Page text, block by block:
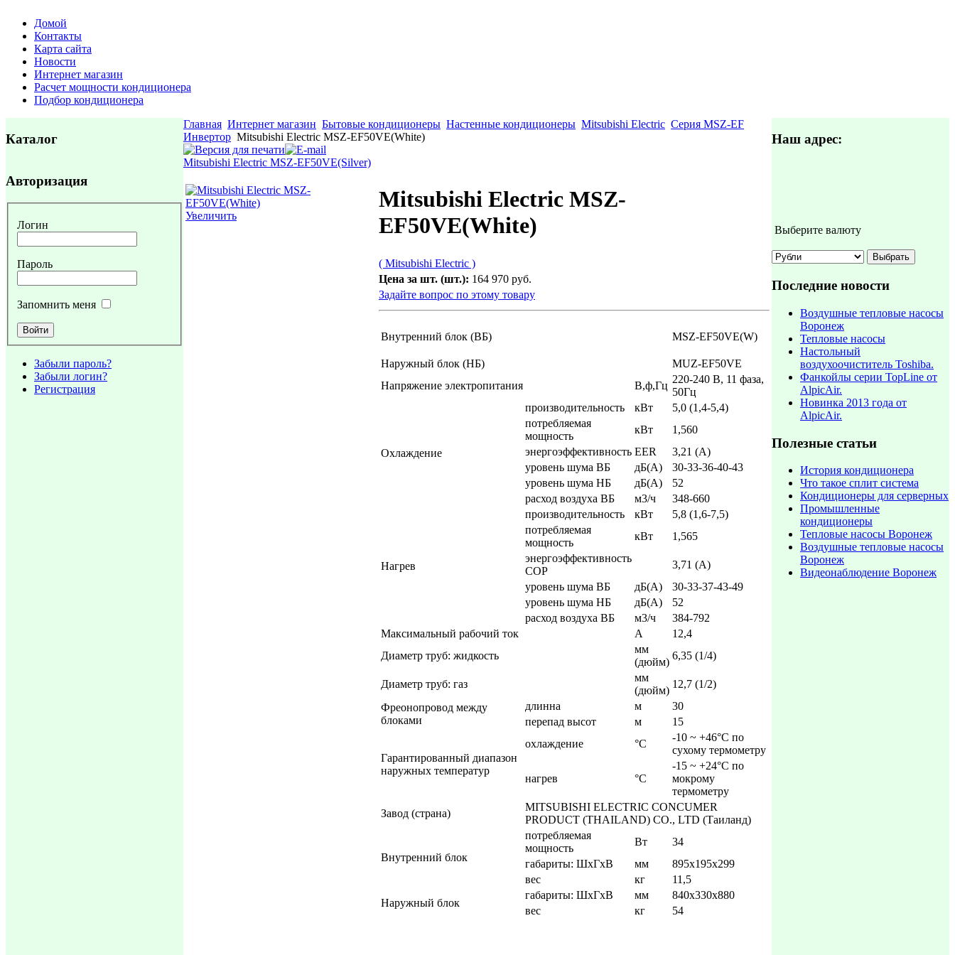
Домой
Контакты
Карта сайта
Новости
Интернет магазин
Расчет мощности кондиционера
Подбор кондиционера
Каталог
Авторизация
Логин
Пароль
Запомнить меня
Забыли пароль?
Забыли логин?
Регистрация
Главная Интернет магазин Бытовые кондиционеры Настенные кондиционеры Mitsubishi Electric Серия MSZ-EF
Инвертор Mitsubishi Electric MSZ-EF50VE(White)
Mitsubishi Electric MSZ-EF50VE(Silver)
Увеличить
Mitsubishi Electric MSZ-
EF50VE(White)
( Mitsubishi Electric )
Цена за шт. (шт.): 164 970 руб.
Задайте вопрос по этому товару
Внутренний блок (ВБ) MSZ-EF50VE(W)
Наружный блок (НБ)
MUZ-EF50VE
Напряжение электропитания
В,ф,Гц
220-240 В, 11 фаза,
50Гц
Охлаждение
производительность кВт
5,0 (1,4-5,4)
потребляемая
мощность
кВт
1,560
энергоэффективность EER
3,21 (А)
уровень шума ВБ
дБ(А)
30-33-36-40-43
уровень шума НБ
дБ(А)
52
расход воздуха ВБ
м3/ч 348-660
Нагрев
производительность кВт
5,8 (1,6-7,5)
потребляемая
мощность
кВт
1,565
энергоэффективность
СОР
3,71 (А)
уровень шума ВБ
дБ(А)
30-33-37-43-49
уровень шума НБ
дБ(А)
52
расход воздуха ВБ
м3/ч
384-792
Максимальный рабочий ток
А
12,4
Диаметр труб: жидкость
мм
(дюйм)
6,35 (1/4)
Диаметр труб: газ
мм
(дюйм)
12,7 (1/2)
Фреонопровод между
блоками
длинна м
30
перепад высот
м 15
Гарантированный диапазон
наружных температур
охлаждение °C
-10 ~ +46°C по
сухому термометру
нагрев °C
-15 ~ +24°C по
мокрому
термометру
Завод (страна)
MITSUBISHI ELECTRIC CONCUMER
PRODUCT (THAILAND) CO., LTD (Таиланд)
Внутренний блок
потребляемая
мощность
Вт
34
габариты: ШхГхВ
мм
895х195х299
вес
кг
11,5
Наружный блок
габариты: ШхГхВ мм
840х330х880
вес
кг 54
Наш адрес:
Выберите валюту
Последние новости
Воздушные тепловые насосы
Воронеж
Тепловые насосы
Настольный
воздухоочиститель Toshiba.
Фанкойлы серии TopLine от
AlpicAir.
Новинка 2013 года от
AlpicAir.
Полезные статьи
История кондиционера
Что такое сплит система
Кондиционеры для серверных
Промышленные
кондиционеры
Тепловые насосы Воронеж
Воздушные тепловые насосы
Воронеж
Видеонаблюдение Воронеж